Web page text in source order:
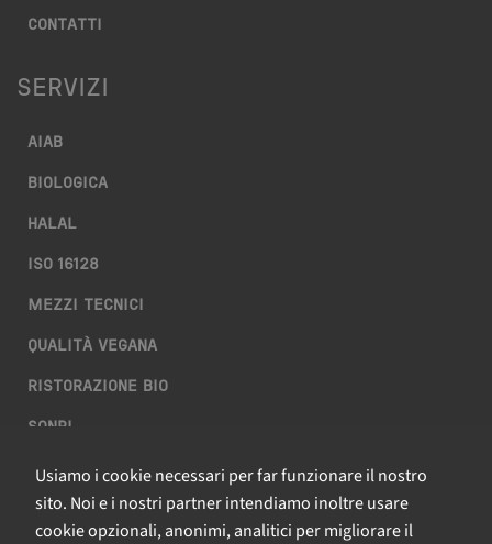
CONTATTI
SERVIZI
AIAB
BIOLOGICA
HALAL
ISO 16128
MEZZI TECNICI
QUALITÀ VEGANA
RISTORAZIONE BIO
SQNPI
QCERTIFICAZIONI S.R.L. A SOCIO UNICO
Usiamo i cookie necessari per far funzionare il nostro
sito. Noi e i nostri partner intendiamo inoltre usare
cookie opzionali, anonimi, analitici per migliorare il